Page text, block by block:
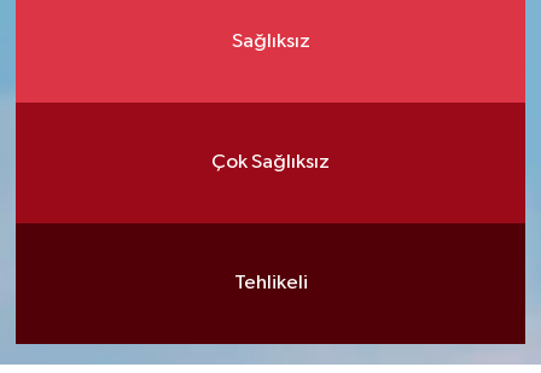
Sağlıksız
Çok Sağlıksız
Tehlikeli